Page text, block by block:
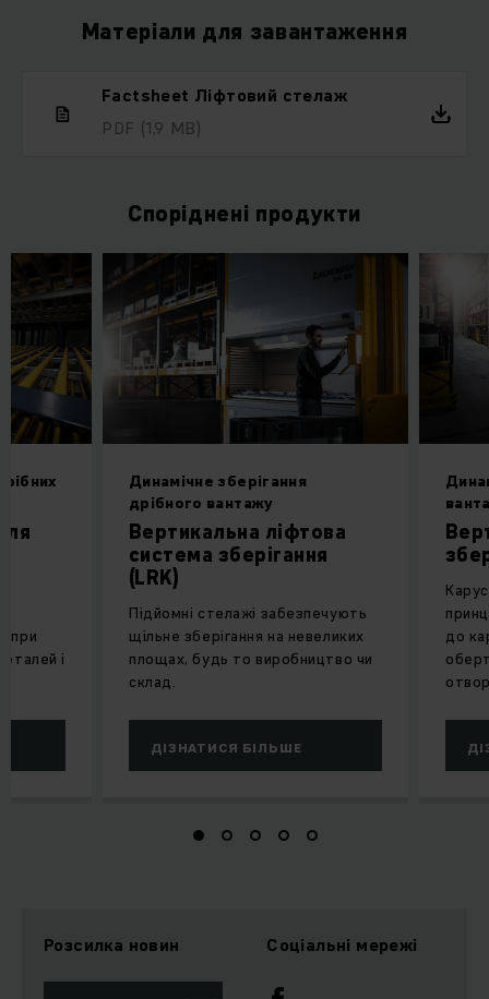
Матеріали для завантаження
Factsheet Ліфтовий стелаж
PDF (1,9 MB)
Споріднені продукти
Динамічне зберігання
дрібного вантажу
Вертикальна ліфтова
система зберігання
(LRK)
Підйомні стелажі забезпечують
щільне зберігання на невеликих
площах, будь то виробництво чи
склад.
ДІЗНАТИСЯ БІЛЬШЕ
до
при
і
Розсилка новин Соціальні мережі